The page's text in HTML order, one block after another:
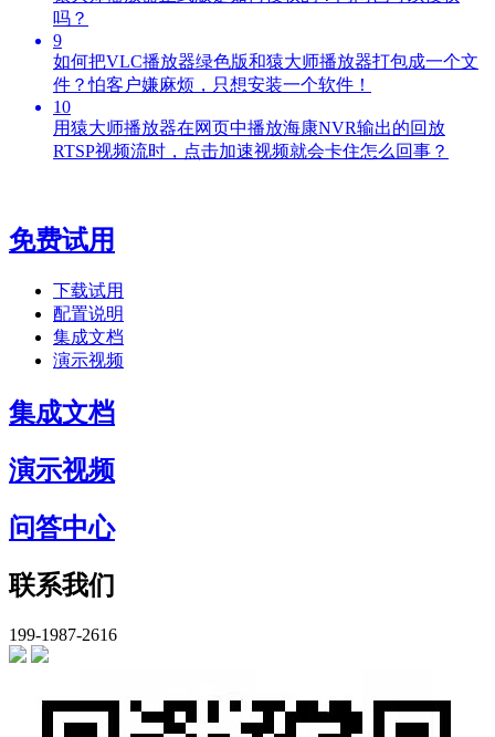
吗？
9
如何把VLC播放器绿色版和猿大师播放器打包成一个文
件？怕客户嫌麻烦，只想安装一个软件！
10
用猿大师播放器在网页中播放海康NVR输出的回放
RTSP视频流时，点击加速视频就会卡住怎么回事？
免费试用
下载试用
配置说明
集成文档
演示视频
集成文档
演示视频
问答中心
联系我们
199-1987-2616